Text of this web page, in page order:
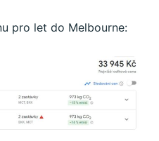
pro let do Melbourne: